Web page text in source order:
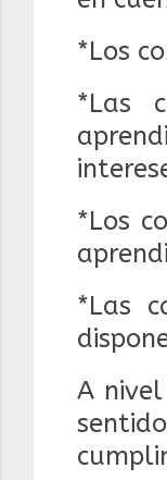
*Los
*Las
*Los
*Las
A